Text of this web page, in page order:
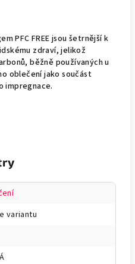
PFC FREE jsou šetrnější k
zdraví, jelikož
běžně používaných u
oblečení jako součást
impregnace.
variantu